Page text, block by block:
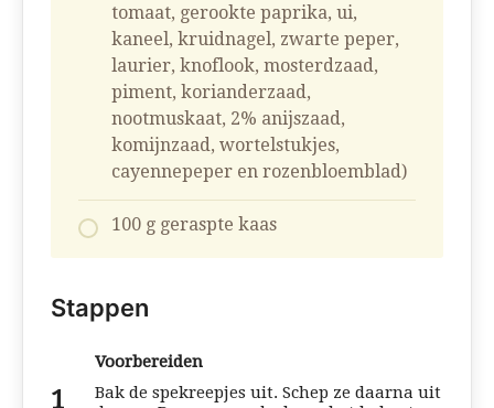
tomaat, gerookte paprika, ui,
kaneel, kruidnagel, zwarte peper,
laurier, knoflook, mosterdzaad,
piment, korianderzaad,
nootmuskaat, 2% anijszaad,
komijnzaad, wortelstukjes,
cayennepeper en rozenbloemblad)
100 g geraspte kaas
Stappen
Voorbereiden
Bak de spekreepjes uit. Schep ze daarna uit